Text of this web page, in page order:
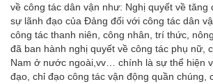
về công tác dân vận như: Nghị quyết về tăng
sự lãnh đạo của Đảng đối với công tác dân
công tác thanh niên, công nhân, trí thức,
đã ban hành nghị quyết về công tác phụ nữ,
Nam ở nước ngoài,vv… chính là sự thể hiện
đạo, chỉ đạo công tác vận động quần chúng,